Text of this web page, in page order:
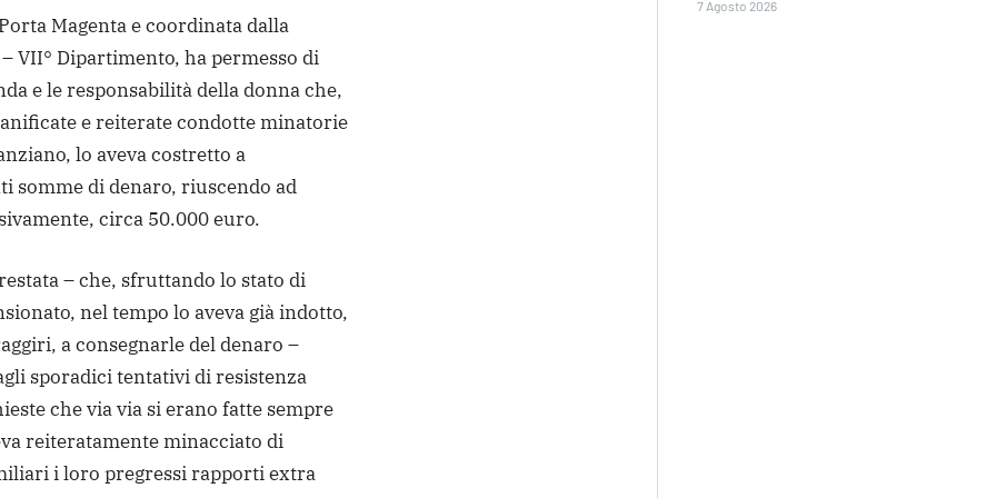
Magenta e coordinata dalla
VII° Dipartimento, ha permesso di
e le responsabilità della donna che,
e reiterate condotte minatorie
lo aveva costretto a
somme di denaro, riuscendo ad
circa 50.000 euro.
– che, sfruttando lo stato di
nel tempo lo aveva già indotto,
a consegnarle del denaro –
sporadici tentativi di resistenza
che via via si erano fatte sempre
reiteratamente minacciato di
i loro pregressi rapporti extra
7 Agosto 2026